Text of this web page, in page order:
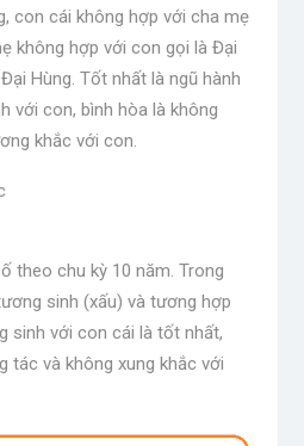
con cái không hợp với cha mẹ
không hợp với con gọi là Đại
Hùng. Tốt nhất là ngũ hành
với con, bình hòa là không
khắc với con.
theo chu kỳ 10 năm. Trong
sinh (xấu) và tương hợp
sinh với con cái là tốt nhất,
tác và không xung khắc với